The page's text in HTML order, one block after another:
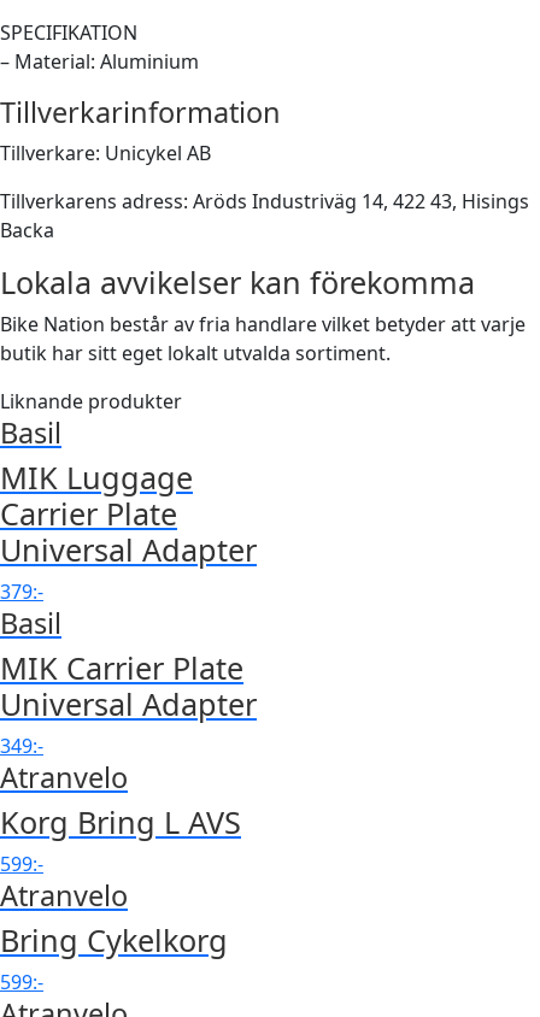
SPECIFIKATION
– Material: Aluminium
Tillverkarinformation
Tillverkare: Unicykel AB
Tillverkarens adress: Aröds Industriväg 14, 422 43, Hisings
Backa
Lokala avvikelser kan förekomma
Bike Nation består av fria handlare vilket betyder att varje
butik har sitt eget lokalt utvalda sortiment.
Liknande produkter
Basil
MIK Luggage
Carrier Plate
Universal Adapter
379:-
Basil
MIK Carrier Plate
Universal Adapter
349:-
Atranvelo
Korg Bring L AVS
599:-
Atranvelo
Bring Cykelkorg
599:-